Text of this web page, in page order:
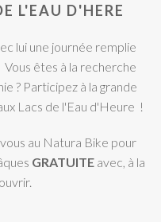
L'EAU D'HERE
lui une journée remplie
êtes à la recherche
? Participez à la grande
Lacs de l'Eau d'Heure !
vous au Natura Bike pour
GRATUITE avec, à la